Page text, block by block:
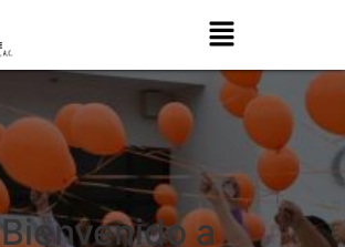
Bienvenido a